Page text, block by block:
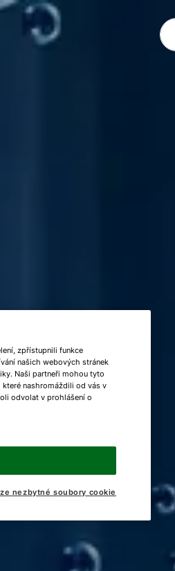
zpřístupnili funkce
našich webových stránek
Naši partneři mohou tyto
nashromáždili od vás v
odvolat v prohlášení o
nezbytné soubory cookie